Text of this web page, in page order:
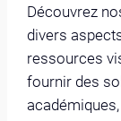
Découvrez
divers
ressources
fournir des